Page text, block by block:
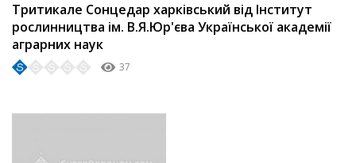
Тритикале Сонцедар харківський від Інститут
рослинництва ім. В.Я.Юр'єва Української академії
аграрних наук
37